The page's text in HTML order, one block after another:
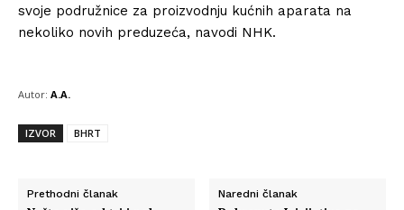
svoje podružnice za proizvodnju kućnih aparata na
nekoliko novih preduzeća, navodi NHK.
Autor: A.A.
IZVOR BHRT
Prethodni članak Naredni članak